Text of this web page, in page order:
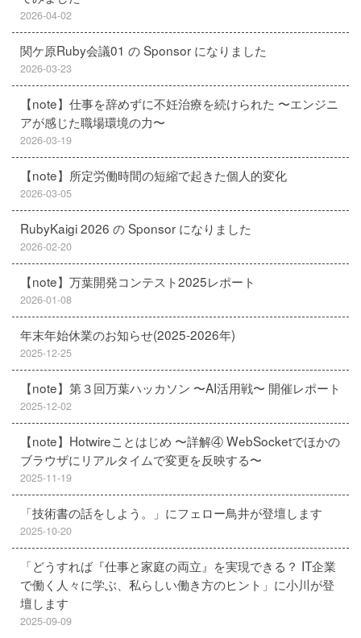
2026-04-02
関ケ原Ruby会議01 の Sponsor になりました
2026-03-23
【note】仕事を辞めずに不妊治療を続けられた 〜エンジニ
アが感じた職場環境の力〜
2026-03-19
【note】所定労働時間の短縮で起きた個人的変化
2026-03-05
RubyKaigi 2026 の Sponsor になりました
2026-02-20
【note】万葉開発コンテスト2025レポート
2026-01-08
年末年始休業のお知らせ(2025-2026年)
2025-12-25
【note】第３回万葉ハッカソン 〜AI活用戦〜 開催レポート
2025-12-02
【note】Hotwireことはじめ 〜詳解④ WebSocketでほかの
ブラウザにリアルタイムで変更を反映する〜
2025-11-19
「技術書の話をしよう。」にフェロー鳥井が登壇します
2025-10-20
「どうすれば『仕事と家庭の両立』を実現できる？ IT企業
で働く人々に学ぶ、私らしい働き方のヒント」に小川が登
壇します
2025-09-09